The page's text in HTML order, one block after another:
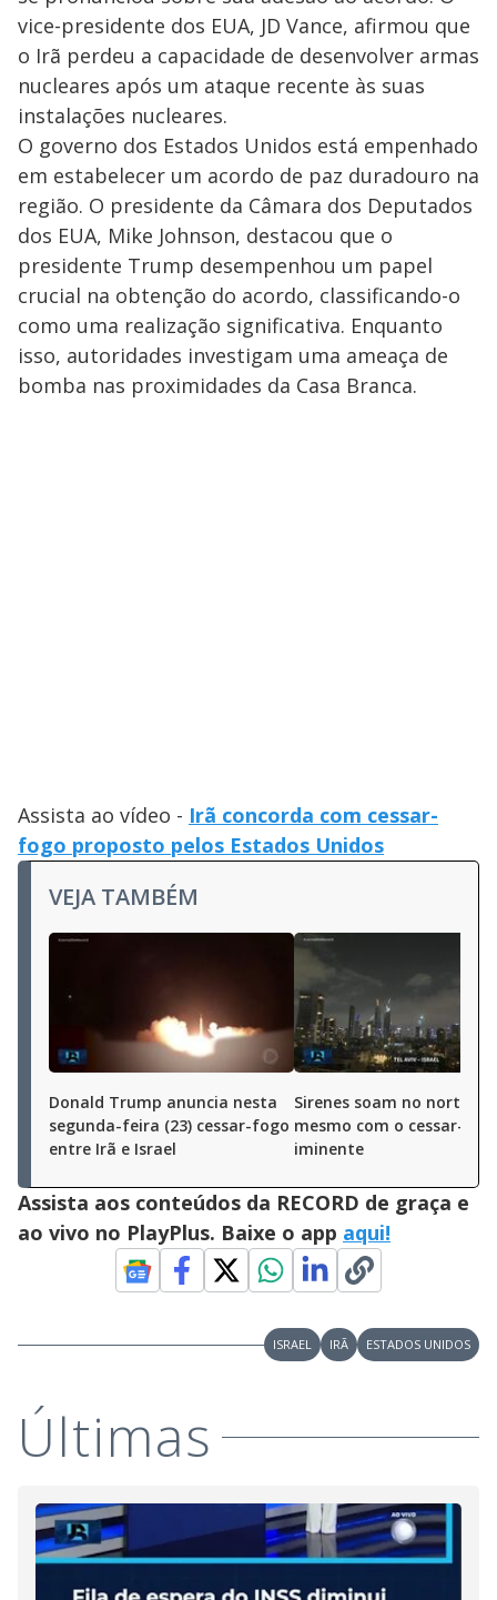
vice-presidente dos EUA, JD Vance, afirmou que
o Irã perdeu a capacidade de desenvolver armas
nucleares após um ataque recente às suas
instalações nucleares.
O governo dos Estados Unidos está empenhado
em estabelecer um acordo de paz duradouro na
região. O presidente da Câmara dos Deputados
dos EUA, Mike Johnson, destacou que o
presidente Trump desempenhou um papel
crucial na obtenção do acordo, classificando-o
como uma realização significativa. Enquanto
isso, autoridades investigam uma ameaça de
bomba nas proximidades da Casa Branca.
Assista ao vídeo - Irã concorda com cessar-
fogo proposto pelos Estados Unidos
VEJA TAMBÉM
Donald Trump anuncia nesta
segunda-feira (23) cessar-fogo
entre Irã e Israel
Sirenes soam no norte de
mesmo com o cessar-
iminente
Assista aos conteúdos da RECORD de graça e
ao vivo no PlayPlus. Baixe o app aqui!
ISRAEL IRÃ ESTADOS UNIDOS
Últimas